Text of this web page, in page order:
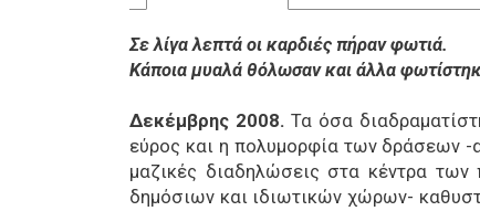
Σε λίγα λεπτά οι καρδιές πήραν φωτιά.
Κάποια μυαλά θόλωσαν και άλλα
Δεκέμβρης 2008. Τα όσα
εύρος και η πολυμορφία των δράσεων -
μαζικές διαδηλώσεις στα κέντρα
δημόσιων και ιδιωτικών χώρων-